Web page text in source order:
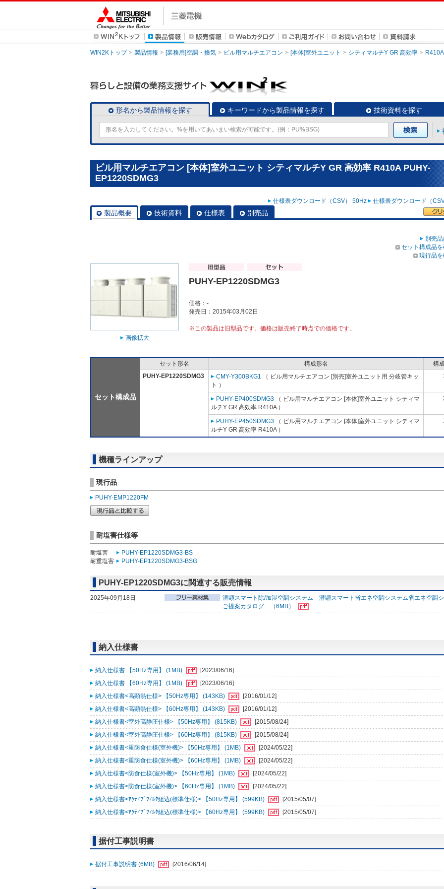
WIN2Kトップ 製品情報 [業務用]空調・換気 ビル用マルチエアコン [本体]室外ユニット シティマルチY GR 高効率 R410A
形名から製品情報を探す キーワードから製品情報を探す 技術資料を探す
ビル用マルチエアコン [本体]室外ユニット シティマルチY GR 高効率 R410A PUHY-
EP1220SDMG3
仕様表ダウンロード（CSV） 50Hz 仕様表ダウンロード（
製品概要 技術資料 仕様表 別売品
別売
セット構成品
現行品
画像拡大
PUHY-EP1220SDMG3
価格：-
発売日：2015年03月02日
※この製品は旧型品です。価格は販売終了時点での価格です。
セット構成品
セット形名 構成形名
構
PUHY-EP1220SDMG3
CMY-Y300BKG1 （ ビル用マルチエアコン [別売]室外ユニット用 分岐管キッ
ト ）
PUHY-EP400SDMG3 （ ビル用マルチエアコン [本体]室外ユニット シティマ
ルチY GR 高効率 R410A ）
PUHY-EP450SDMG3 （ ビル用マルチエアコン [本体]室外ユニット シティマ
ルチY GR 高効率 R410A ）
機種ラインアップ
現行品
PUHY-EMP1220FM
耐塩害仕様等
耐塩害
PUHY-EP1220SDMG3-BS
耐重塩害
PUHY-EP1220SDMG3-BSG
PUHY-EP1220SDMG3に関連する販売情報
2025年09月18日
潜顕スマート除/加湿空調システム 潜顕スマート省エネ空調システム省エネ空調
ご提案カタログ （6MB）
納入仕様書
納入仕様書 【50Hz専用】 (1MB)
[2023/06/16]
納入仕様書 【60Hz専用】 (1MB)
[2023/06/16]
納入仕様書<高顕熱仕様> 【50Hz専用】 (143KB)
[2016/01/12]
納入仕様書<高顕熱仕様> 【60Hz専用】 (143KB)
[2016/01/12]
納入仕様書<室外高静圧仕様> 【50Hz専用】 (815KB)
[2015/08/24]
納入仕様書<室外高静圧仕様> 【60Hz専用】 (815KB)
[2015/08/24]
納入仕様書<重防食仕様(室外機)> 【50Hz専用】 (1MB)
[2024/05/22]
納入仕様書<重防食仕様(室外機)> 【60Hz専用】 (1MB)
[2024/05/22]
納入仕様書<防食仕様(室外機)> 【50Hz専用】 (1MB)
[2024/05/22]
納入仕様書<防食仕様(室外機)> 【60Hz専用】 (1MB)
[2024/05/22]
納入仕様書<ｱｸﾃｨﾌﾞﾌｨﾙﾀ組込(標準仕様)> 【50Hz専用】 (599KB)
[2015/05/07]
納入仕様書<ｱｸﾃｨﾌﾞﾌｨﾙﾀ組込(標準仕様)> 【60Hz専用】 (599KB)
[2015/05/07]
据付工事説明書
据付工事説明書 (6MB) [2016/06/14]